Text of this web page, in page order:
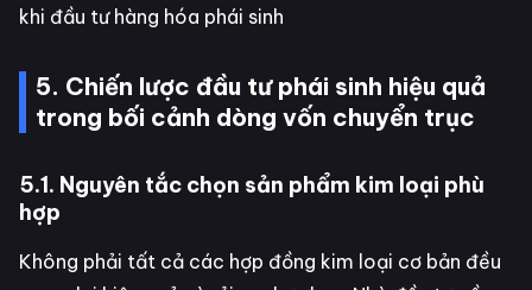
khi đầu tư hàng hóa phái sinh
5. Chiến lược đầu tư phái sinh hiệu quả
trong bối cảnh dòng vốn chuyển trục
5.1. Nguyên tắc chọn sản phẩm kim loại phù
hợp
Không phải tất cả các hợp đồng kim loại cơ bản đều